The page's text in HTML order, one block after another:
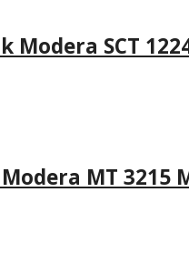
SCT
MT 3215